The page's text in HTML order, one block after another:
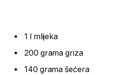
1 l mlijeka
200 grama griza
140 grama šećera